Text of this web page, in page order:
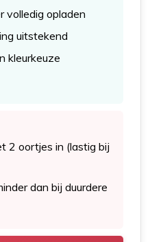
volledig opladen
uitstekend
kleurkeuze
2 oortjes in (lastig bij
dan bij duurdere